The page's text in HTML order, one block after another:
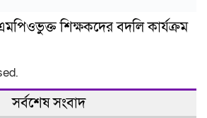
শিক্ষকদের বদলি কার্যক্রম
সর্বশেষ সংবাদ